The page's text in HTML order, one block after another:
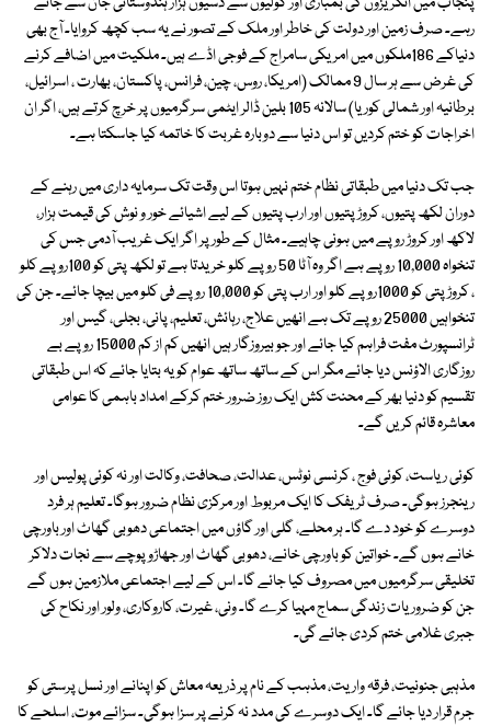
رہے۔ صرف زمین اور دولت کی خاطر اور ملک کے تصور نے یہ سب کچھ کروایا۔ آج بھی
دنیاکے 186ملکوں میں امریکی سامراج کے فوجی اڈے ہیں۔ ملکیت میں اضافے کرنے
کی غرض سے ہر سال 9 ممالک (امریکا، روس، چین، فرانس، پاکستان، بھارت ، اسرائیل،
برطانیہ اور شمالی کوریا) سالانہ 105 بلین ڈالر ایٹمی سرگرمیوں پر خرچ کرتے ہیں، اگر ان
اخراجات کو ختم کردیں تو اس دنیا سے دوبارہ غربت کا خاتمہ کیا جاسکتا ہے۔
جب تک دنیا میں طبقاتی نظام ختم نہیں ہوتا اس وقت تک سرمایہ داری میں رہنے کے
دوران لکھ پتیوں، کروڑ پتیوں اور ارب پتیوں کے لیے اشیائے خور و نوش کی قیمت ہزار،
لاکھ اور کروڑ روپے میں ہونی چاہیے۔ مثال کے طور پر اگر ایک غریب آدمی جس کی
تنخواہ 10,000 روپے ہے اگر وہ آٹا 50 روپے کلو خریدتا ہے تو لکھ پتی کو 100روپے کلو
، کروڑ پتی کو 1000روپے کلو اور ارب پتی کو 10,000 روپے فی کلو میں بیچا جائے۔ جن کی
تنخواہیں 25000 روپے تک ہے انھیں علاج، رہائش، تعلیم، پانی، بجلی، گیس اور
ٹرانسپورٹ مفت فراہم کیا جائے اور جو بیروزگار ہیں انھیں کم از کم 15000 روپے بے
روزگاری الاؤنس دیا جائے مگر اس کے ساتھ ساتھ عوام کو یہ بتایا جائے کہ اس طبقاتی
تقسیم کو دنیا بھر کے محنت کش ایک روز ضرور ختم کرکے امداد باہمی کا عوامی
معاشرہ قائم کریں گے۔
کوئی ریاست، کوئی فوج ، کرنسی نوٹس، عدالت، صحافت، وکالت اور نہ کوئی پولیس اور
رینجرز ہوگی۔ صرف ٹریفک کا ایک مربوط اور مرکزی نظام ضرور ہوگا۔ تعلیم ہر فرد
دوسرے کو خود دے گا۔ ہر محلے، گلی اور گاؤں میں اجتماعی دھوبی گھاٹ اور باورچی
خانے ہوں گے۔ خواتین کو باورچی خانے، دھوبی گھاٹ اور جھاڑو پوچے سے نجات دلاکر
تخلیقی سرگرمیوں میں مصروف کیا جائے گا۔ اس کے لیے اجتماعی ملازمین ہوں گے
جن کو ضروریات زندگی سماج مہیا کرے گا۔ ونی، غیرت، کاروکاری، ولور اور نکاح کی
جبری غلامی ختم کردی جائے گی۔
مذہبی جنونیت، فرقہ واریت، مذہب کے نام پر ذریعہ معاش کو اپنانے اور نسل پرستی کو
جرم قرار دیا جائے گا۔ ایک دوسرے کی مدد نہ کرنے پر سزا ہوگی۔ سزائے موت، اسلحے کا